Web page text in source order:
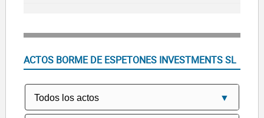
ACTOS BORME DE ESPETONES INVESTMENTS SL